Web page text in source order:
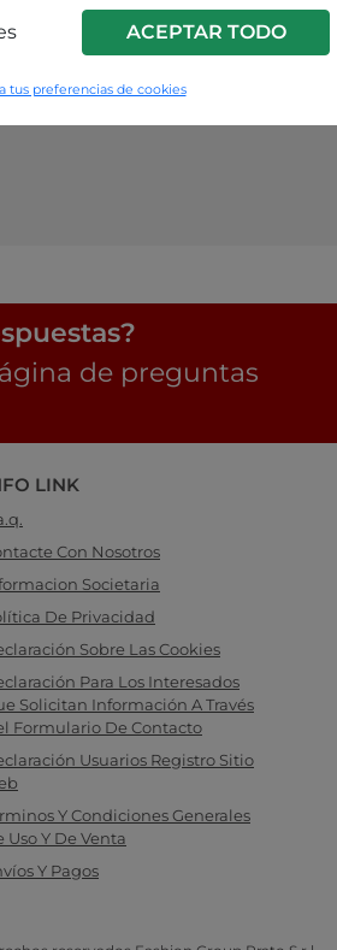
ACEPTAR TODO
tus preferencias de cookies
de preguntas
LINK
Con Nosotros
Societaria
De Privacidad
Sobre Las Cookies
Para Los Interesados
Solicitan Información A Través
Formulario De Contacto
Usuarios Registro Sitio
Y Condiciones Generales
Uso Y De Venta
Y Pagos